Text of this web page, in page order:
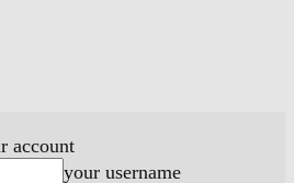
account
your username